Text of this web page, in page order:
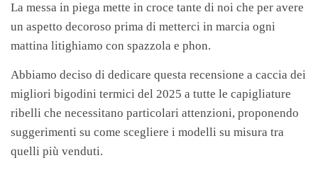
La messa in piega mette in croce tante di noi che per avere
un aspetto decoroso prima di metterci in marcia ogni
mattina litighiamo con spazzola e phon.
Abbiamo deciso di dedicare questa recensione a caccia dei
migliori bigodini termici del 2025 a tutte le capigliature
ribelli che necessitano particolari attenzioni, proponendo
suggerimenti su come scegliere i modelli su misura tra
quelli più venduti.